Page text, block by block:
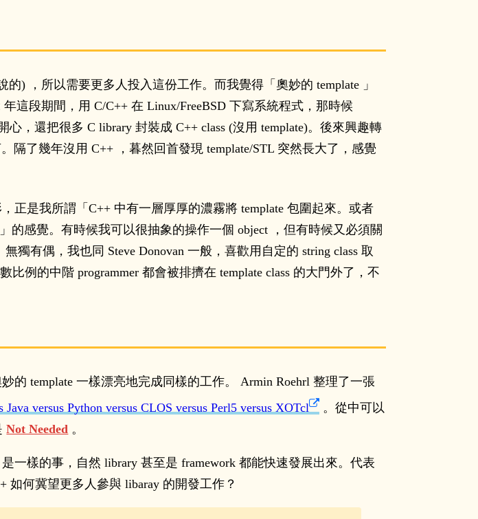
) ，所以需要更多人投入這份工作。而我覺得「奧妙的 template 」
這段期間，用 C/C++ 在 Linux/FreeBSD 下寫系統程式，那時候
，還把很多 C library 封裝成 C++ class (沒用 template)。後來興趣轉
隔了幾年沒用 C++ ，暮然回首發現 template/STL 突然長大了，感覺
正是我所謂「C++ 中有一層厚厚的濃霧將 template 包圍起來。或者
的感覺。有時候我可以很抽象的操作一個 object ，但有時候又必須關
有偶，我也同 Steve Donovan 一般，喜歡用自定的 string class 取
例的中階 programmer 都會被排擠在 template class 的大門外了，不
的 template 一樣漂亮地完成同樣的工作。 Armin Roehrl 整理了一張
versus Python versus CLOS versus Perl5 versus XOTcl
。從中可以
Not Needed 。
一樣的事，自然 library 甚至是 framework 都能快速發展出來。代表
如何冀望更多人參與 libaray 的開發工作？